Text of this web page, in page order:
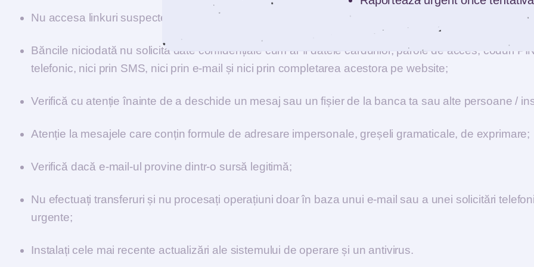
Nu accesa linkuri suspecte, primite pe mail sau prin SMS și nu completa datele tale pe acestea;
Băncile niciodată nu solicită date confidențiale cum ar fi datele cardurilor, parole de acces, coduri
telefonic, nici prin SMS, nici prin e-mail și nici prin completarea acestora pe website;
Verifică cu atenție înainte de a deschide un mesaj sau un fișier de la banca ta sau alte persoane /
Atenție la mesajele care conțin formule de adresare impersonale, greșeli gramaticale, de exprimare;
Verifică dacă e-mail-ul provine dintr-o sursă legitimă;
Nu efectuați transferuri și nu procesați operațiuni doar în baza unui e-mail sau a unei solicitări
urgente;
Instalați cele mai recente actualizări ale sistemului de operare și un antivirus.